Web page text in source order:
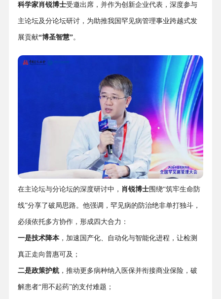
科学家肖锐博士受邀出席，并作为创新企业代表，深度参与
主论坛及分论坛研讨，为助推我国罕见病管理事业跨越式发
展贡献“博圣智慧”。
在主论坛与分论坛的深度研讨中， 肖锐博士围绕“筑牢生命防
线”分享了破局思路。他强调，罕见病的防治绝非单打独斗，
必须依托多方协作，形成四大合力：
一是技术降本，加速国产化、自动化与智能化进程，让检测
真正走向普惠可及；
二是政策护航，推动更多病种纳入医保并衔接商业保险，破
解患者“用不起药”的支付难题；